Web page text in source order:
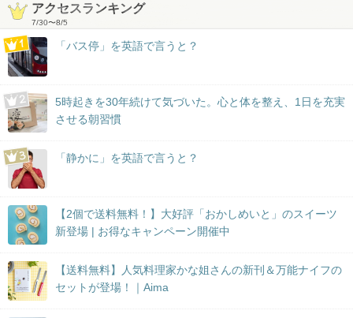
アクセスランキング
7/30〜8/5
「バス停」を英語で言うと？
5時起きを30年続けて気づいた。心と体を整え、1日を充実
させる朝習慣
「静かに」を英語で言うと？
【2個で送料無料！】大好評「おかしめいと」のスイーツ
新登場 | お得なキャンペーン開催中
【送料無料】人気料理家かな姐さんの新刊＆万能ナイフの
セットが登場！｜Aima